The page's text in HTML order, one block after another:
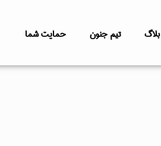
بلاگ تیم جنون حمایت شما